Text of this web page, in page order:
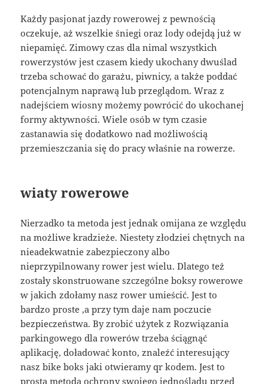
Każdy pasjonat jazdy rowerowej z pewnością
oczekuje, aż wszelkie śniegi oraz lody odejdą już w
niepamięć. Zimowy czas dla nimal wszystkich
rowerzystów jest czasem kiedy ukochany dwuślad
trzeba schować do garażu, piwnicy, a także poddać
potencjalnym naprawą lub przeglądom. Wraz z
nadejściem wiosny możemy powrócić do ukochanej
formy aktywności. Wiele osób w tym czasie
zastanawia się dodatkowo nad możliwością
przemieszczania się do pracy właśnie na rowerze.
wiaty rowerowe
Nierzadko ta metoda jest jednak omijana ze względu
na możliwe kradzieże. Niestety złodziei chętnych na
nieadekwatnie zabezpieczony albo
nieprzypilnowany rower jest wielu. Dlatego też
zostały skonstruowane szczególne boksy rowerowe
w jakich zdołamy nasz rower umieścić. Jest to
bardzo proste ,a przy tym daje nam poczucie
bezpieczeństwa. By zrobić użytek z Rozwiązania
parkingowego dla rowerów trzeba ściągnąć
aplikację, doładować konto, znaleźć interesujący
nasz bike boks jaki otwieramy qr kodem. Jest to
prosta metoda ochrony swojego jednośladu przed